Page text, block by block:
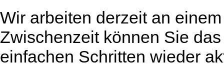
Wir arbeiten derzeit an
Zwischenzeit können Sie
einfachen Schritten wieder